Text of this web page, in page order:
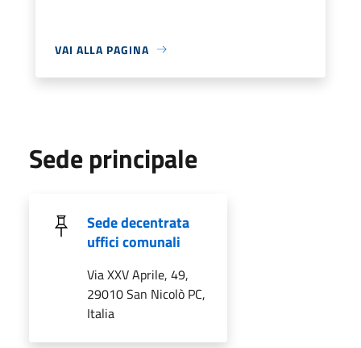
VAI ALLA PAGINA
Sede principale
Sede decentrata
uffici comunali
Via XXV Aprile, 49,
29010 San Nicolò PC,
Italia